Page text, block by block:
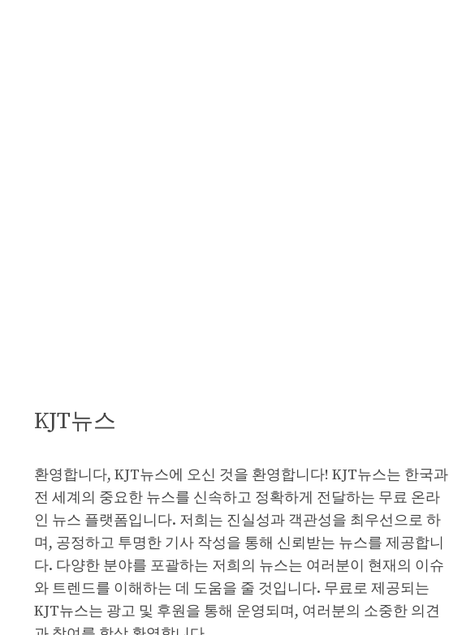
KJT뉴스
환영합니다, KJT뉴스에 오신 것을 환영합니다! KJT뉴스는 한국과
전 세계의 중요한 뉴스를 신속하고 정확하게 전달하는 무료 온라
인 뉴스 플랫폼입니다. 저희는 진실성과 객관성을 최우선으로 하
며, 공정하고 투명한 기사 작성을 통해 신뢰받는 뉴스를 제공합니
다. 다양한 분야를 포괄하는 저희의 뉴스는 여러분이 현재의 이슈
와 트렌드를 이해하는 데 도움을 줄 것입니다. 무료로 제공되는
KJT뉴스는 광고 및 후원을 통해 운영되며, 여러분의 소중한 의견